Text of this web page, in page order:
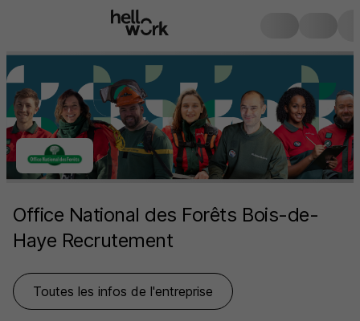
Office National des Forêts Bois-de-
Haye Recrutement
Toutes les infos de l'entreprise